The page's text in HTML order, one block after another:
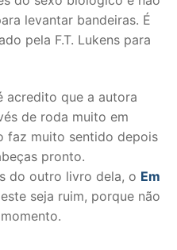
levantar bandeiras. É
pela F.T. Lukens para
acredito que a autora
de roda muito em
faz muito sentido depois
pronto.
do outro livro dela, o Em
seja ruim, porque não